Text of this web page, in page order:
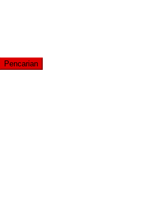
Pencarian